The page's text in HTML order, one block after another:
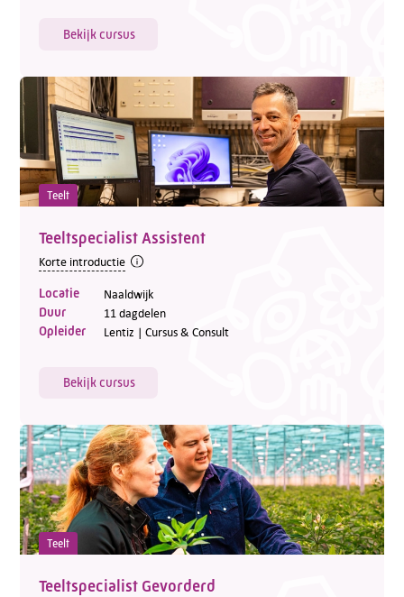
Bekijk cursus
Teelt
Teeltspecialist Assistent
Korte introductie
Locatie Naaldwijk
Duur 11 dagdelen
Opleider Lentiz | Cursus & Consult
Bekijk cursus
Teelt
Teeltspecialist Gevorderd